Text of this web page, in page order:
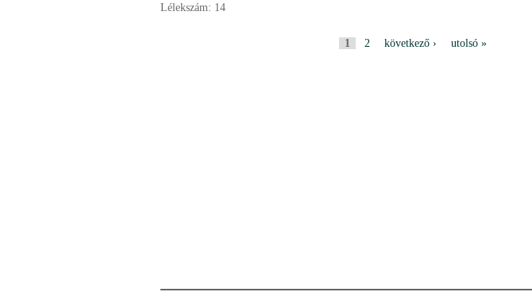
Lélekszám: 14
1 2 következő › utolsó »